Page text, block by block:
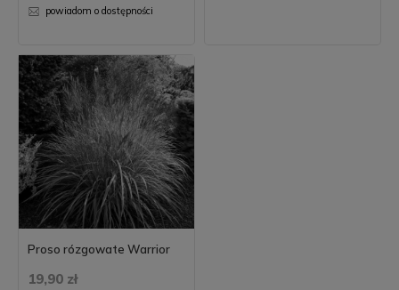
powiadom o dostępności
Proso rózgowate Warrior
19,90 zł